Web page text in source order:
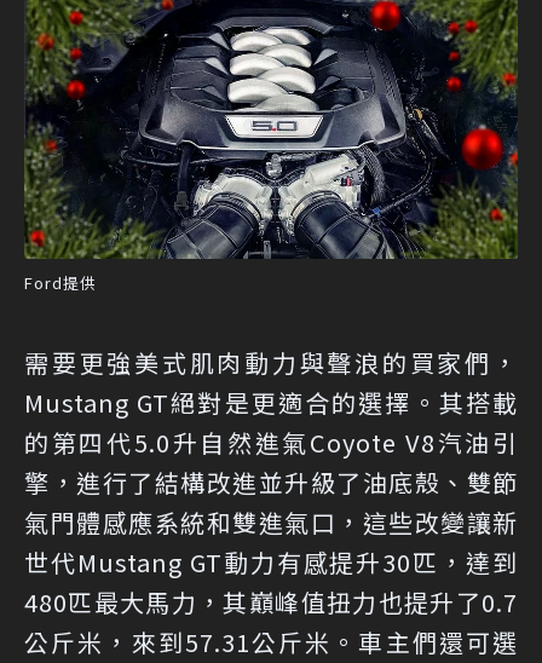
Ford提供
需要更強美式肌肉動力與聲浪的買家們，
Mustang GT絕對是更適合的選擇。其搭載
的第四代5.0升自然進氣Coyote V8汽油引
擎，進行了結構改進並升級了油底殼、雙節
氣門體感應系統和雙進氣口，這些改變讓新
世代Mustang GT動力有感提升30匹，達到
480匹最大馬力，其巔峰值扭力也提升了0.7
公斤米，來到57.31公斤米。車主們還可選